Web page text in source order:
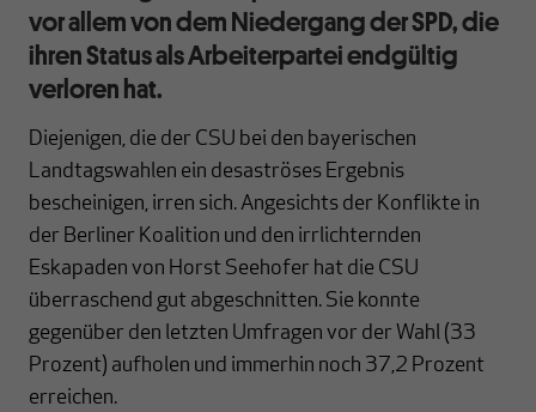
vor allem von dem Niedergang der SPD, die
ihren Status als Arbeiterpartei endgültig
verloren hat.
Diejenigen, die der CSU bei den bayerischen
Landtagswahlen ein desaströses Ergebnis
bescheinigen, irren sich. Angesichts der Konflikte in
der Berliner Koalition und den irrlichternden
Eskapaden von Horst Seehofer hat die CSU
überraschend gut abgeschnitten. Sie konnte
gegenüber den letzten Umfragen vor der Wahl (33
Prozent) aufholen und immerhin noch 37,2 Prozent
erreichen.